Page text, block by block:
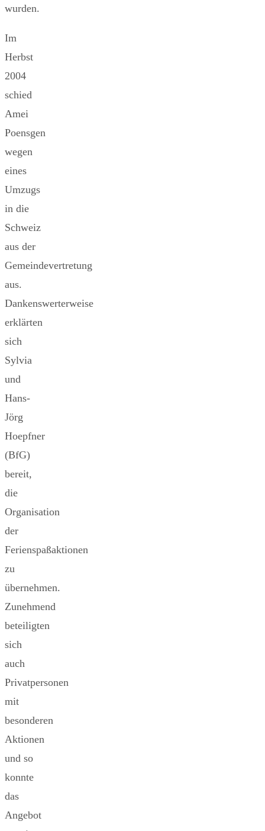
wurden.
Im
Herbst
2004
schied
Amei
Poensgen
wegen
eines
Umzugs
in die
Schweiz
aus der
Gemeindevertretung
aus.
Dankenswerterweise
erklärten
sich
Sylvia
und
Hans-
Jörg
Hoepfner
(BfG)
bereit,
die
Organisation
der
Ferienspaßaktionen
zu
übernehmen.
Zunehmend
beteiligten
sich
auch
Privatpersonen
mit
besonderen
Aktionen
und so
konnte
das
Angebot